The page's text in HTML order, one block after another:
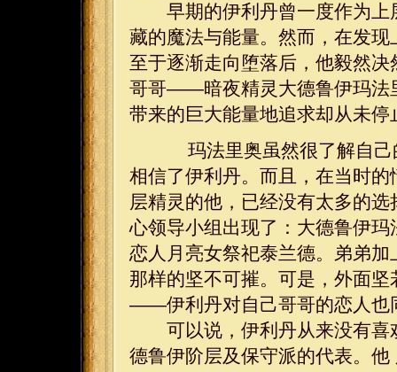
早期的伊利丹曾一度作为上
藏的魔法与能量。然而，在发
至于逐渐走向堕落后，他毅然
哥哥——暗夜精灵大德鲁伊玛法
带来的巨大能量地追求却从未停
玛法里奥虽然很了解自己
相信了伊利丹。而且，在当时
层精灵的他，已经没有太多的
心领导小组出现了：大德鲁伊
恋人月亮女祭祀泰兰德。弟弟
那样的坚不可摧。可是，外面
——伊利丹对自己哥哥的恋人也
可以说，伊利丹从来没有喜
德鲁伊阶层及保守派的代表。